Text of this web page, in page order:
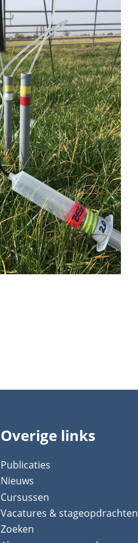
Overige links
Publicaties
Nieuws
Cursussen
Vacatures & stageopdrachten
Zoeken